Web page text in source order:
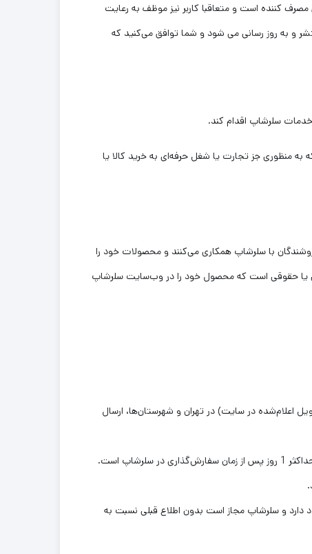
کننده است و متعاقبا کاربر نیز موظف به رعایت
و به روز رسانی می شود و شما توافق می‏‌کنید که
سلرشاپ اقدام کند.
منظوری جز تجارت یا شغل حرفه‌ای به خرید کالا یا
با سلرشاپ همکاری می‌کنند و محصولات خود را
یا حقوقی است که محصول خود را در وب‌سایت سلرشاپ
16 هر روز کاری نهایی شوند ، حداقل 1 روز کاری بعد (طبق زمان تحویل اعلام‌شده در سایت) در تهران و شهرستان‌ها، ارسال
و سلرشاپ مجاز است بدون اطلاع قبلی نسبت به